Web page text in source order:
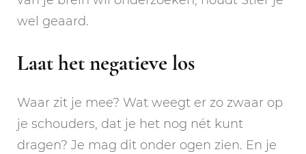
wel geaard.
Laat het negatieve los
Waar zit je mee? Wat weegt er zo zwaar op
je schouders, dat je het nog nét kunt
dragen? Je mag dit onder ogen zien. En je